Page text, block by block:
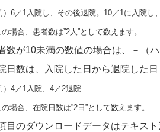
）6／1入院し、その後退院。10／1に入院し
場合、患者数は”2人”として数えます。
数が10未満の数値の場合は、－（
日数は、入院した日から退院した日
）4／1入院、4／2退院
場合、在院日数は”2日”として数えます。
目のダウンロードデータはテキス